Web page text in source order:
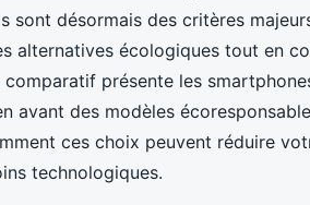
sont désormais des critères
alternatives écologiques tout en
présente les
avant des modèles
ces choix peuvent réduire
technologiques.